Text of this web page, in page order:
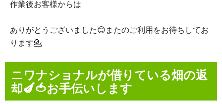
作業後お客様からは
ありがとうございました😊またのご利用をお待ちしてお
ります💁
ニワナショナルが借りている畑の返
却🍆🍅お手伝いします